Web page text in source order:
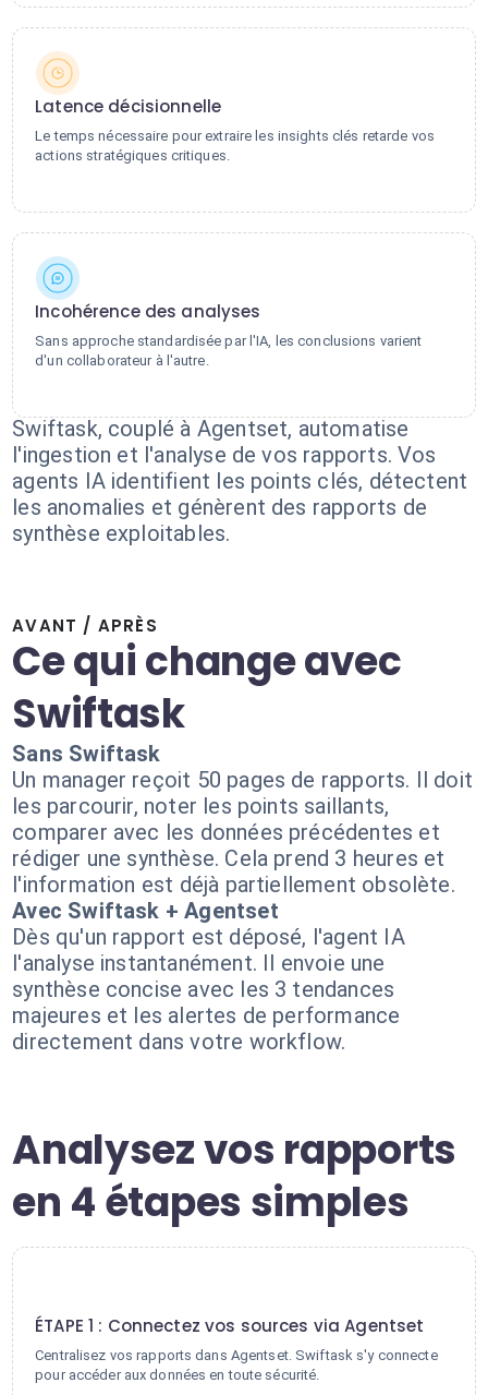
Latence décisionnelle
Le temps nécessaire pour extraire les insights clés retarde vos
actions stratégiques critiques.
Incohérence des analyses
Sans approche standardisée par l'IA, les conclusions varient
d'un collaborateur à l'autre.
Swiftask, couplé à Agentset, automatise
l'ingestion et l'analyse de vos rapports. Vos
agents IA identifient les points clés, détectent
les anomalies et génèrent des rapports de
synthèse exploitables.
AVANT / APRÈS
Ce qui change avec
Swiftask
Sans Swiftask
Un manager reçoit 50 pages de rapports. Il doit
les parcourir, noter les points saillants,
comparer avec les données précédentes et
rédiger une synthèse. Cela prend 3 heures et
l'information est déjà partiellement obsolète.
Avec Swiftask + Agentset
Dès qu'un rapport est déposé, l'agent IA
l'analyse instantanément. Il envoie une
synthèse concise avec les 3 tendances
majeures et les alertes de performance
directement dans votre workflow.
Analysez vos rapports
en 4 étapes simples
ÉTAPE 1 : Connectez vos sources via Agentset
Centralisez vos rapports dans Agentset. Swiftask s'y connecte
pour accéder aux données en toute sécurité.